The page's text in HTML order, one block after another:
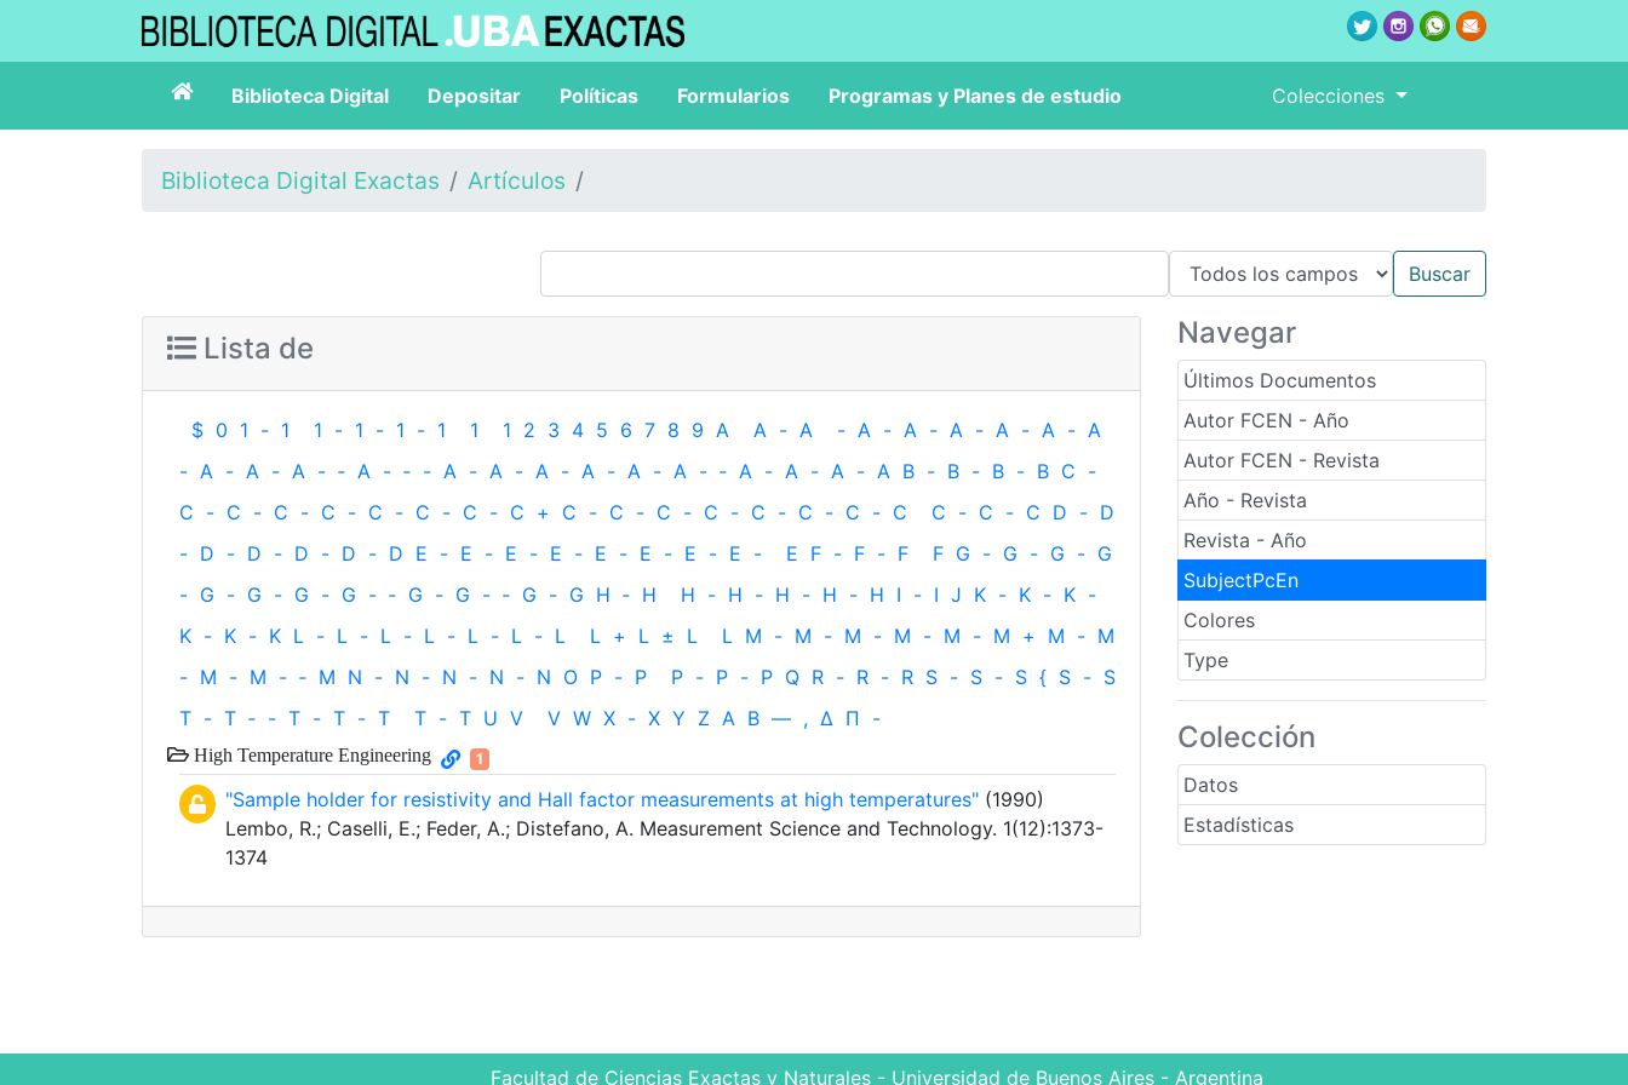
Biblioteca Digital Depositar Políticas Formularios Programas y Planes de estudio Colecciones
Biblioteca Digital Exactas Artículos
Navegar
Últimos Documentos
Autor FCEN - Año
Autor FCEN - Revista
Año - Revista
Revista - Año
SubjectPcEn
Colores
Type
Colección
Datos
Estadísticas
Lista de
$ 0 1 - 1 1 - 1 - 1 - 1 1 1 2 3 4 5 6 7 8 9 A A - A - A - A - A - A - A - A
- A - A - A - ‐ A - ‐ - A - A - A - A - A - A - ‐ A - A - A - A B - B - B - B C -
C - C - C - C - C - C - C - C + C - C - C - C - C - C - C - C C - C - C D - D
- D - D - D - D - D E - E - E - E - E - E - E - E - E F - F - F F G - G - G - G
- G - G - G - G - ‐ G - G - ‐ G - G H ‐ H H - H - H - H - H I - I J K - K - K -
K - K - K L - L - L - L - L - L - L L + L ± L L M - M - M - M - M - M + M - M
- M - M - ‐ M N - N - N - N - N O P - P P - P - P Q R - R - R S - S - S { S - S
T - T ‐ - T - T - T T - T U V V W X - X Y Z Α Β — , Δ Π -
High Temperature Engineering 1
"Sample holder for resistivity and Hall factor measurements at high temperatures" (1990)
Lembo, R.; Caselli, E.; Feder, A.; Distefano, A. Measurement Science and Technology. 1(12):1373-
1374
Facultad de Ciencias Exactas y Naturales - Universidad de Buenos Aires - Argentina